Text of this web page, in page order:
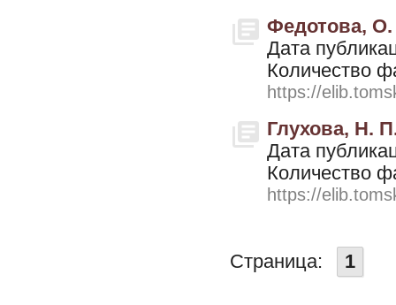
Федотова, О.
Дата
Количество
https://
Глухова, Н.
Дата
Количество
https://
Страница: 1